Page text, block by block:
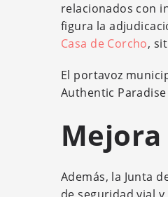
relacionados con
figura la
Casa de Corcho,
El portavoz
Authentic
Además, la Junta